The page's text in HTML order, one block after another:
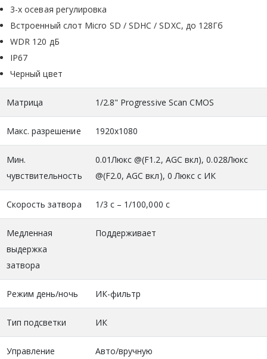
3-х осевая регулировка
Встроенный слот Micro SD / SDHC / SDXC, до 128Гб
WDR 120 дБ
IP67
Черный цвет
Матрица 1/2.8" Progressive Scan CMOS
Макс. разрешение 1920x1080
Мин.
чувствительность
0.01Люкс @(F1.2, AGC вкл), 0.028Люкс
@(F2.0, AGC вкл), 0 Люкс с ИК
Скорость затвора 1/3 с – 1/100,000 с
Медленная
выдержка
затвора
Поддерживает
Режим день/ночь ИК-фильтр
Тип подсветки ИК
Управление Авто/вручную